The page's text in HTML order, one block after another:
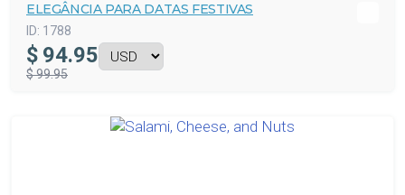
ELEGÂNCIA PARA DATAS FESTIVAS
ID: 1788
$ 94.95
$ 99.95